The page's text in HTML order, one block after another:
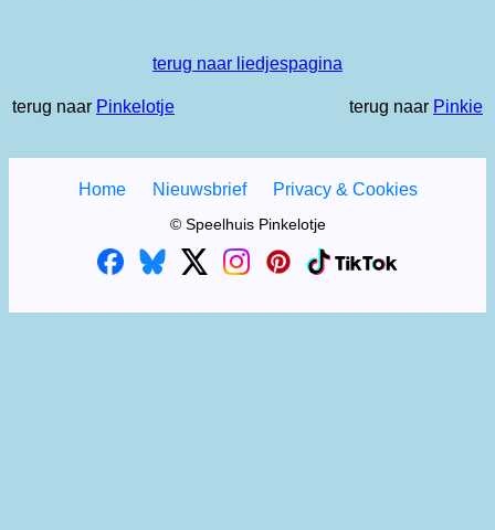
terug naar liedjespagina
terug naar Pinkelotje terug naar Pinkie
Home Nieuwsbrief Privacy & Cookies
© Speelhuis Pinkelotje